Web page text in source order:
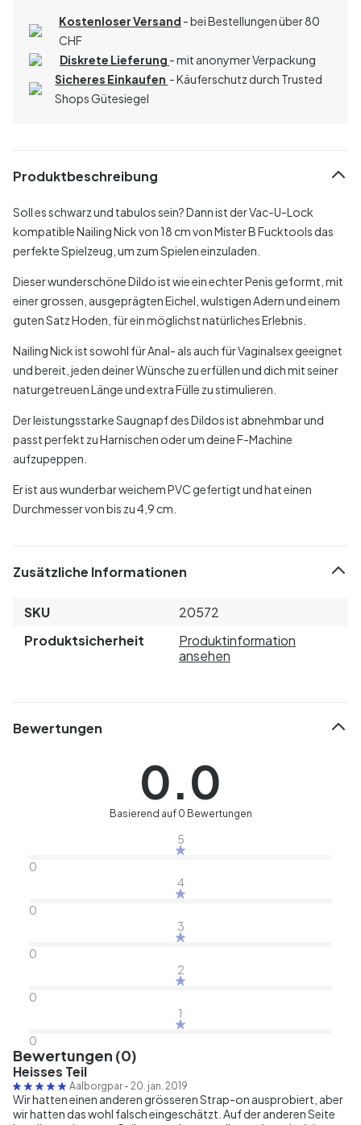
Kostenloser Versand - bei Bestellungen über 80
CHF
Diskrete Lieferung - mit anonymer Verpackung
Sicheres Einkaufen - Käuferschutz durch Trusted
Shops Gütesiegel
Produktbeschreibung
Soll es schwarz und tabulos sein? Dann ist der Vac-U-Lock
kompatible Nailing Nick von 18 cm von Mister B Fucktools das
perfekte Spielzeug, um zum Spielen einzuladen.
Dieser wunderschöne Dildo ist wie ein echter Penis geformt, mit
einer grossen, ausgeprägten Eichel, wulstigen Adern und einem
guten Satz Hoden, für ein möglichst natürliches Erlebnis.
Nailing Nick ist sowohl für Anal- als auch für Vaginalsex geeignet
und bereit, jeden deiner Wünsche zu erfüllen und dich mit seiner
naturgetreuen Länge und extra Fülle zu stimulieren.
Der leistungsstarke Saugnapf des Dildos ist abnehmbar und
passt perfekt zu Harnischen oder um deine F-Machine
aufzupeppen.
Er ist aus wunderbar weichem PVC gefertigt und hat einen
Durchmesser von bis zu 4,9 cm.
Zusätzliche Informationen
SKU
20572
Produktsicherheit
Produktinformation
ansehen
Bewertungen
0.0
Basierend auf 0 Bewertungen
5
0
4
0
3
0
2
0
1
0
Bewertungen (0)
Heisses Teil
Aalborgpar - 20. jan. 2019
Wir hatten einen anderen grösseren Strap-on ausprobiert, aber
wir hatten das wohl falsch eingeschätzt. Auf der anderen Seite